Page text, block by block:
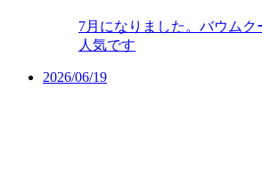
7月になりました。バウムク
人気です
2026/06/19